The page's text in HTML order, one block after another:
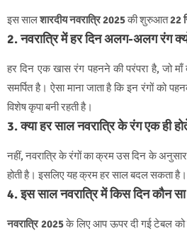
इस सालशारदीय नवरात्रि 2025की शुरुआत22
2. नवरात्रि में हर दिन अलग-अलग रंग
हर दिन एक खास रंग पहनने की परंपरा है, जो
समर्पित है। ऐसा माना जाता है कि इन रंगों को
विशेष कृपा बनी रहती है।
3. क्या हर साल नवरात्रि के रंग एक ही
नहीं, नवरात्रि के रंगों का क्रम उस दिन के
होती है। इसलिए यह क्रम हर साल बदल सकता है।
4. इस साल नवरात्रि में किस दिन कौन
नवरात्रि 2025के लिए आप ऊपर दी गई टेबल